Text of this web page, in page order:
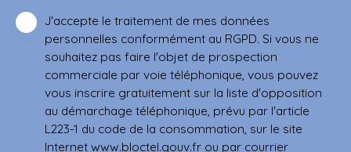
J'accepte le traitement de mes données
personnelles conformément au RGPD. Si vous ne
souhaitez pas faire l'objet de prospection
commerciale par voie téléphonique, vous pouvez
vous inscrire gratuitement sur la liste d'opposition
au démarchage téléphonique, prévu par l'article
L223-1 du code de la consommation, sur le site
Internet www.bloctel.gouv.fr ou par courrier